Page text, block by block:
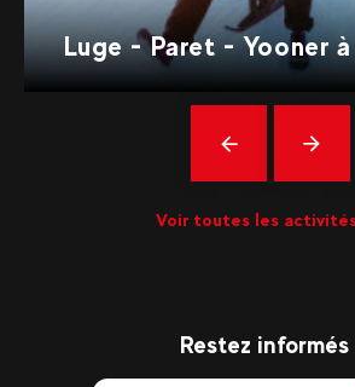
Luge - Paret - Yooner
Précédent
En
Voir toutes les
Restez informés